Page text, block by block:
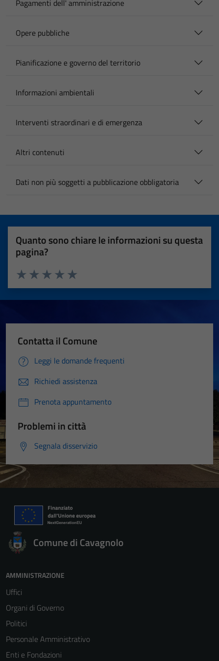
Pagamenti dell' amministrazione
Opere pubbliche
Pianificazione e governo del territorio
Informazioni ambientali
Interventi straordinari e di emergenza
Altri contenuti
Dati non più soggetti a pubblicazione obbligatoria
Quanto sono chiare le informazioni su questa
pagina?
Valuta 5 stelle su 5
Valuta 4 stelle su 5
Valuta 3 stelle su 5
Valuta 2 stelle su 5
Valuta 1 stelle su 5
Contatta il Comune
Leggi le domande frequenti
Richiedi assistenza
Prenota appuntamento
Problemi in città
Segnala disservizio
Comune di Cavagnolo
AMMINISTRAZIONE
Uffici
Organi di Governo
Politici
Personale Amministrativo
Enti e Fondazioni